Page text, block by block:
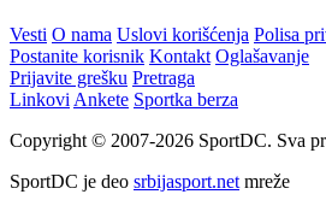
Vesti O nama Uslovi korišćenja Polisa
Postanite korisnik Kontakt Oglašavanje
Prijavite grešku Pretraga
Linkovi Ankete Sportka berza
Copyright © 2007-2026 SportDC. Sva
SportDC je deo srbijasport.net mreže